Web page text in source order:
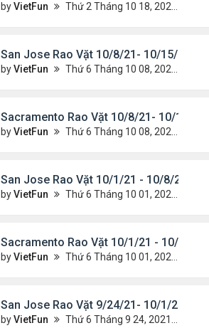
byVietFun Thứ 2 Tháng 10 18, 2021 9:26 pm
San Jose Rao Vặt 10/8/21- 10/15/21
byVietFun Thứ 6 Tháng 10 08, 2021 11:27 pm
Sacramento Rao Vặt 10/8/21- 10/15/21
byVietFun Thứ 6 Tháng 10 08, 2021 11:20 pm
San Jose Rao Vặt 10/1/21 - 10/8/21
byVietFun Thứ 6 Tháng 10 01, 2021 1:04 pm
Sacramento Rao Vặt 10/1/21 - 10/8/21
byVietFun Thứ 6 Tháng 10 01, 2021 12:57 pm
San Jose Rao Vặt 9/24/21- 10/1/21
byVietFun Thứ 6 Tháng 9 24, 2021 8:08 pm